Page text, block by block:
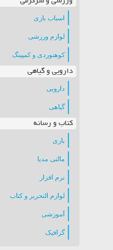
اسباب بازی
لوازم ورزشی
کوهنوردی و کمپینگ
دارویی و گیاهی
دارویی
گیاهی
کتاب و رسانه
بازی
مالتی مدیا
نرم افزار
لوازم التحریر و کتاب
آموزشی
گرافیک